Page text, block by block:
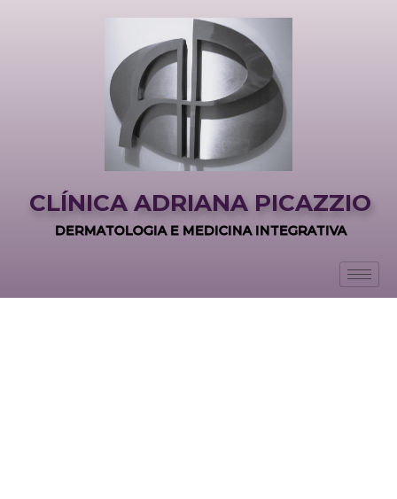
CLÍNICA ADRIANA PICAZZIO
DERMATOLOGIA E MEDICINA INTEGRATIVA